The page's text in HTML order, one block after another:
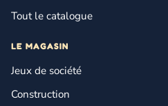
Tout le catalogue
LE MAGASIN
Jeux de société
Construction